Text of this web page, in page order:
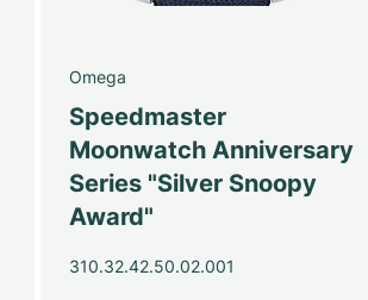
Omega
Speedmaster
Moonwatch Anniversary
Series "Silver Snoopy
Award"
310.32.42.50.02.001